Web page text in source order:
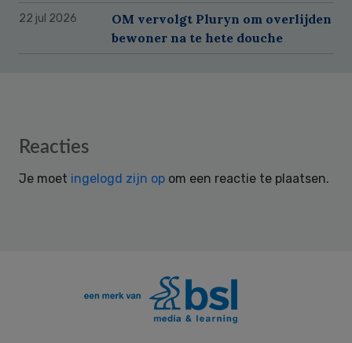
22 jul 2026
OM vervolgt Pluryn om overlijden
bewoner na te hete douche
Reader
Reacties
Je moet ingelogd zijn op om een reactie te plaatsen.